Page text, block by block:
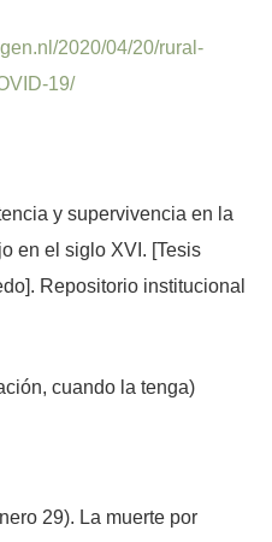
2020/04/20/rural-
19/
y supervivencia en la
en el siglo XVI. [Tesis
Repositorio institucional
cuando la tenga)
29). La muerte por